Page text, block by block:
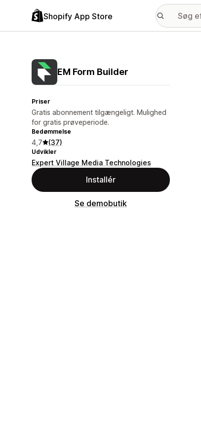
Shopify App Store
EM Form Builder
Priser
Gratis abonnement tilgængeligt. Mulighed
for gratis prøveperiode.
Bedømmelse
4,7 (37)
Udvikler
Expert Village Media Technologies
Installér
Se demobutik